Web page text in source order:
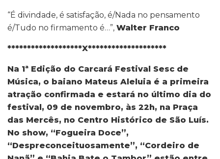
“É divindade, é satisfação, é/Nada no pensamento
é/Tudo no firmamento é…”, Walter Franco
*******************X********************
Na 1ª Edição do Carcará Festival Sesc de
Música, o baiano Mateus Aleluia é a primeira
atração confirmada e estará no último dia do
festival, 09 de novembro, às 22h, na Praça
das Mercês, no Centro Histórico de São Luís.
No show, “Fogueira Doce”,
“Despreconceituosamente”, “Cordeiro de